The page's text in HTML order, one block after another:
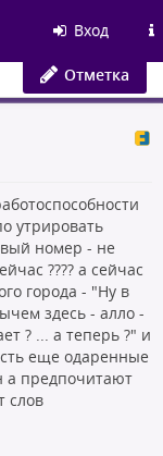
Вход
Отметка
утрировать
номер - не
???? а сейчас
города - "Ну в
здесь - алло -
? ... а теперь ?" и
еще одаренные
а предпочитают
слов